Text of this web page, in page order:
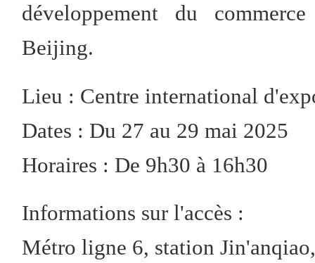
développement du
Beijing.
Lieu : Centre international
Dates : Du 27 au 29 mai 2025
Horaires : De 9h30 à 16h30
Informations sur l'accès :
Métro ligne 6, station